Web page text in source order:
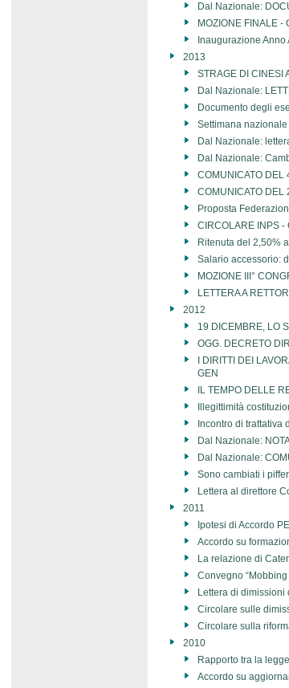
Dal Nazionale:
MOZIONE FINALE
Inaugurazione
2013
STRAGE DI CINESI
Dal Nazionale:
Documento degli
Settimana
Dal Nazionale:
Dal Nazionale:
COMUNICATO DEL
COMUNICATO DEL
Proposta
CIRCOLARE INPS -
Ritenuta del 2,50%
Salario accessorio:
MOZIONE III°
LETTERA A
2012
19 DICEMBRE, LO
OGG. DECRETO
I DIRITTI DEI
GEN
IL TEMPO DELLE
Illegittimità
Incontro di trattativa
Dal Nazionale:
Dal Nazionale:
Sono cambiati i
Lettera al direttore
2011
Ipotesi di Accordo
Accordo su
La relazione di
Convegno
Lettera di dimissioni
Circolare sulle
Circolare sulla
2010
Rapporto tra la
Accordo su